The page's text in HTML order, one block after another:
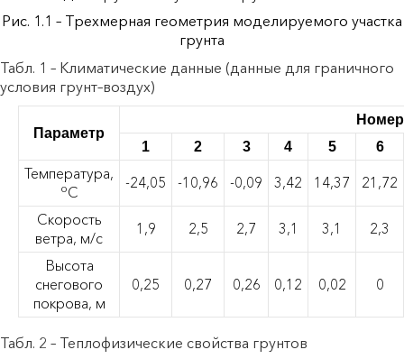
Рис. 1.1 – Трехмерная геометрия моделируемого участка
грунта
Табл. 1 – Климатические данные (данные для граничного
условия грунт–воздух)
Параметр
1
2 3 4 5 6
Температура,
оС
-24,05 -10,96 -0,09 3,42 14,37 21,72
Скорость
ветра, м/с
1,9 2,5 2,7 3,1 3,1 2,3
Высота
снегового
покрова, м
0,25 0,27 0,26 0,12 0,02 0
Табл. 2 – Теплофизические свойства грунтов